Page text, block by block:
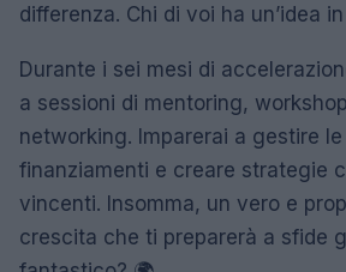
differenza. Chi di voi ha un’idea
Durante i sei mesi di
a sessioni di mentoring,
networking. Imparerai a gestire
finanziamenti e creare strategie
vincenti. Insomma, un vero e
crescita che ti preparerà a sfide